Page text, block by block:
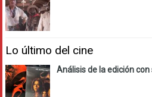
Lo último del cine
Análisis de la edición con